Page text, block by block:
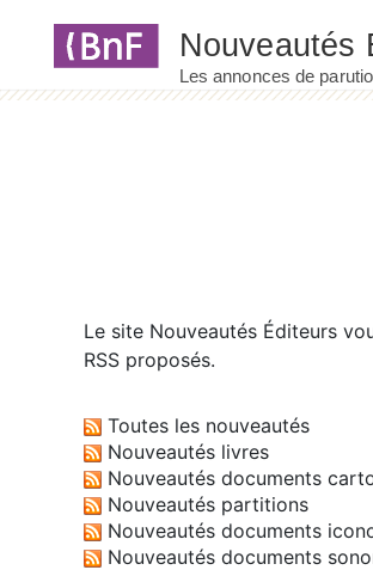
Le site Nouveautés Éditeurs
RSS proposés.
Toutes les nouveautés
Nouveautés livres
Nouveautés documents
Nouveautés partitions
Nouveautés documents
Nouveautés documents